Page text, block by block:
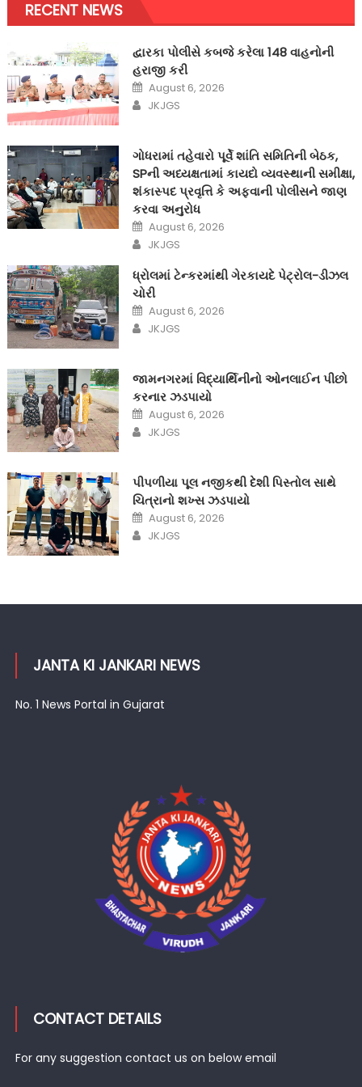
RECENT NEWS
દ્વારકા પોલીસે કબજે કરેલા 148 વાહનોની
હરાજી કરી
Posted
on
August 6, 2026
Author
JKJGS
ગોધરામાં તહેવારો પૂર્વે શાંતિ સમિતિની બેઠક,
SPની અધ્યક્ષતામાં કાયદો વ્યવસ્થાની સમીક્ષા,
શંકાસ્પદ પ્રવૃત્તિ કે અફવાની પોલીસને જાણ
કરવા અનુરોધ
Posted
on
August 6, 2026
Author
JKJGS
ધ્રોલમાં ટેન્કરમાંથી ગેરકાયદે પેટ્રોલ-ડીઝલ
ચોરી
Posted
on
August 6, 2026
Author
JKJGS
જામનગરમાં વિદ્યાર્થિનીનો ઓનલાઈન પીછો
કરનાર ઝડપાયો
Posted
on
August 6, 2026
Author
JKJGS
પીપળીયા પૂલ નજીકથી દેશી પિસ્તોલ સાથે
ચિત્રાનો શખ્સ ઝડપાયો
Posted
on
August 6, 2026
Author
JKJGS
JANTA KI JANKARI NEWS
No. 1 News Portal in Gujarat
CONTACT DETAILS
For any suggestion contact us on below email